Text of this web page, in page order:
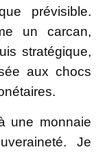
prévisible.
un carcan,
stratégique,
aux chocs
une monnaie
Je